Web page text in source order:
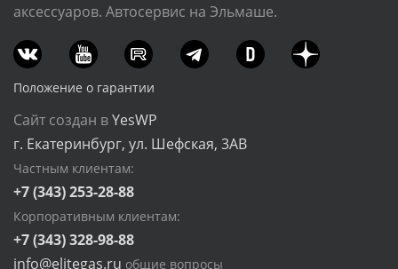
аксессуаров. Автосервис на Эльмаше.
Положение о гарантии
Сайт создан вYesWP
г. Екатеринбург, ул. Шефская, 3АВ
Частным клиентам:
+7 (343) 253-28-88
Корпоративным клиентам:
+7 (343) 328-98-88
info@elitegas.ru общие вопросы